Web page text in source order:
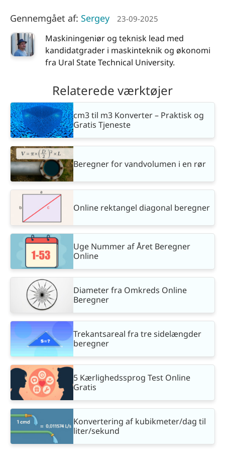
Gennemgået af: Sergey 23-09-2025
Maskiningeniør og teknisk lead med
kandidatgrader i maskinteknik og økonomi
fra Ural State Technical University.
Relaterede værktøjer
cm3 til m3 Konverter – Praktisk og
Gratis Tjeneste
Beregner for vandvolumen i en rør
Online rektangel diagonal beregner
Uge Nummer af Året Beregner
Online
Diameter fra Omkreds Online
Beregner
Trekantsareal fra tre sidelængder
beregner
5 Kærlighedssprog Test Online
Gratis
Konvertering af kubikmeter/dag til
liter/sekund